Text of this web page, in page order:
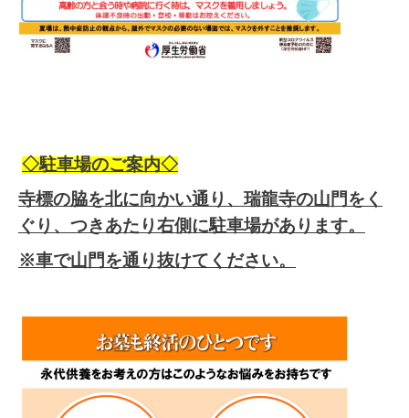
◇駐車場のご案内◇
寺標の脇を北に向かい通り、瑞龍寺の山門をく
ぐり、つきあたり右側に駐車場があります。
※車で山門を通り抜けてください。